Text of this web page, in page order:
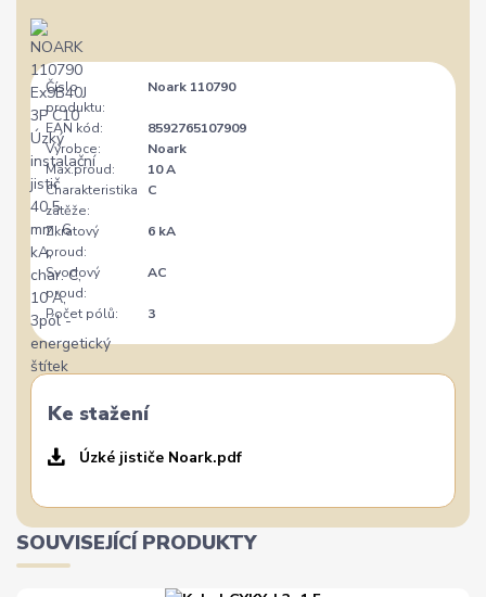
Číslo
produktu:
Noark 110790
EAN kód:
8592765107909
Výrobce:
Noark
Max.proud:
10 A
Charakteristika
zátěže:
C
Zkratový
proud:
6 kA
Svodový
proud:
AC
Počet pólů: 3
Ke stažení
Úzké jističe Noark.pdf
SOUVISEJÍCÍ PRODUKTY